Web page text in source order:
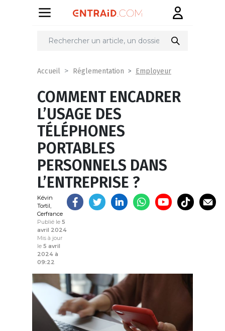
Partager
Accueil Réglementation Employeur
COMMENT ENCADRER
L’USAGE DES
TÉLÉPHONES
PORTABLES
PERSONNELS DANS
L’ENTREPRISE ?
Kévin
Tortil,
Cerfrance
Publié le 5
avril 2024
Mis à jour
le 5 avril
2024 à
09:22